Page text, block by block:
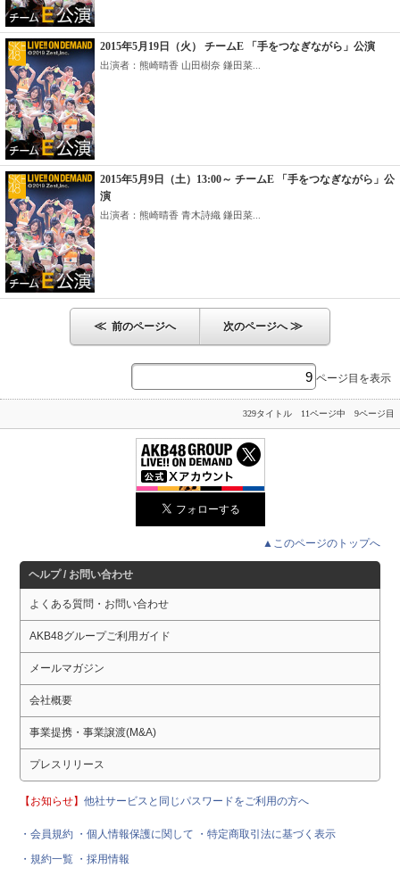
2015年5月19日（火） チームE 「手をつなぎながら」公演
出演者：熊崎晴香 山田樹奈 鎌田菜...
2015年5月9日（土）13:00～ チームE 「手をつなぎながら」公
演
出演者：熊崎晴香 青木詩織 鎌田菜...
≪ 前のページへ 次のページへ≫
ページ目を表示
329タイトル 11ページ中 9ページ目
▲このページのトップへ
ヘルプ / お問い合わせ
よくある質問・お問い合わせ
AKB48グループご利用ガイド
メールマガジン
会社概要
事業提携・事業譲渡(M&A)
プレスリリース
【お知らせ】他社サービスと同じパスワードをご利用の方へ
・会員規約 ・個人情報保護に関して
・特定商取引法に基づく表示
・規約一覧 ・採用情報